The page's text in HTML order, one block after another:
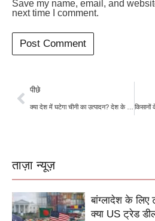
Save my name, email, and
next time I comment.
पीछे
ताज़ा न्यूज़
बांग्लादेश के लिए
क्या US ट्रेड